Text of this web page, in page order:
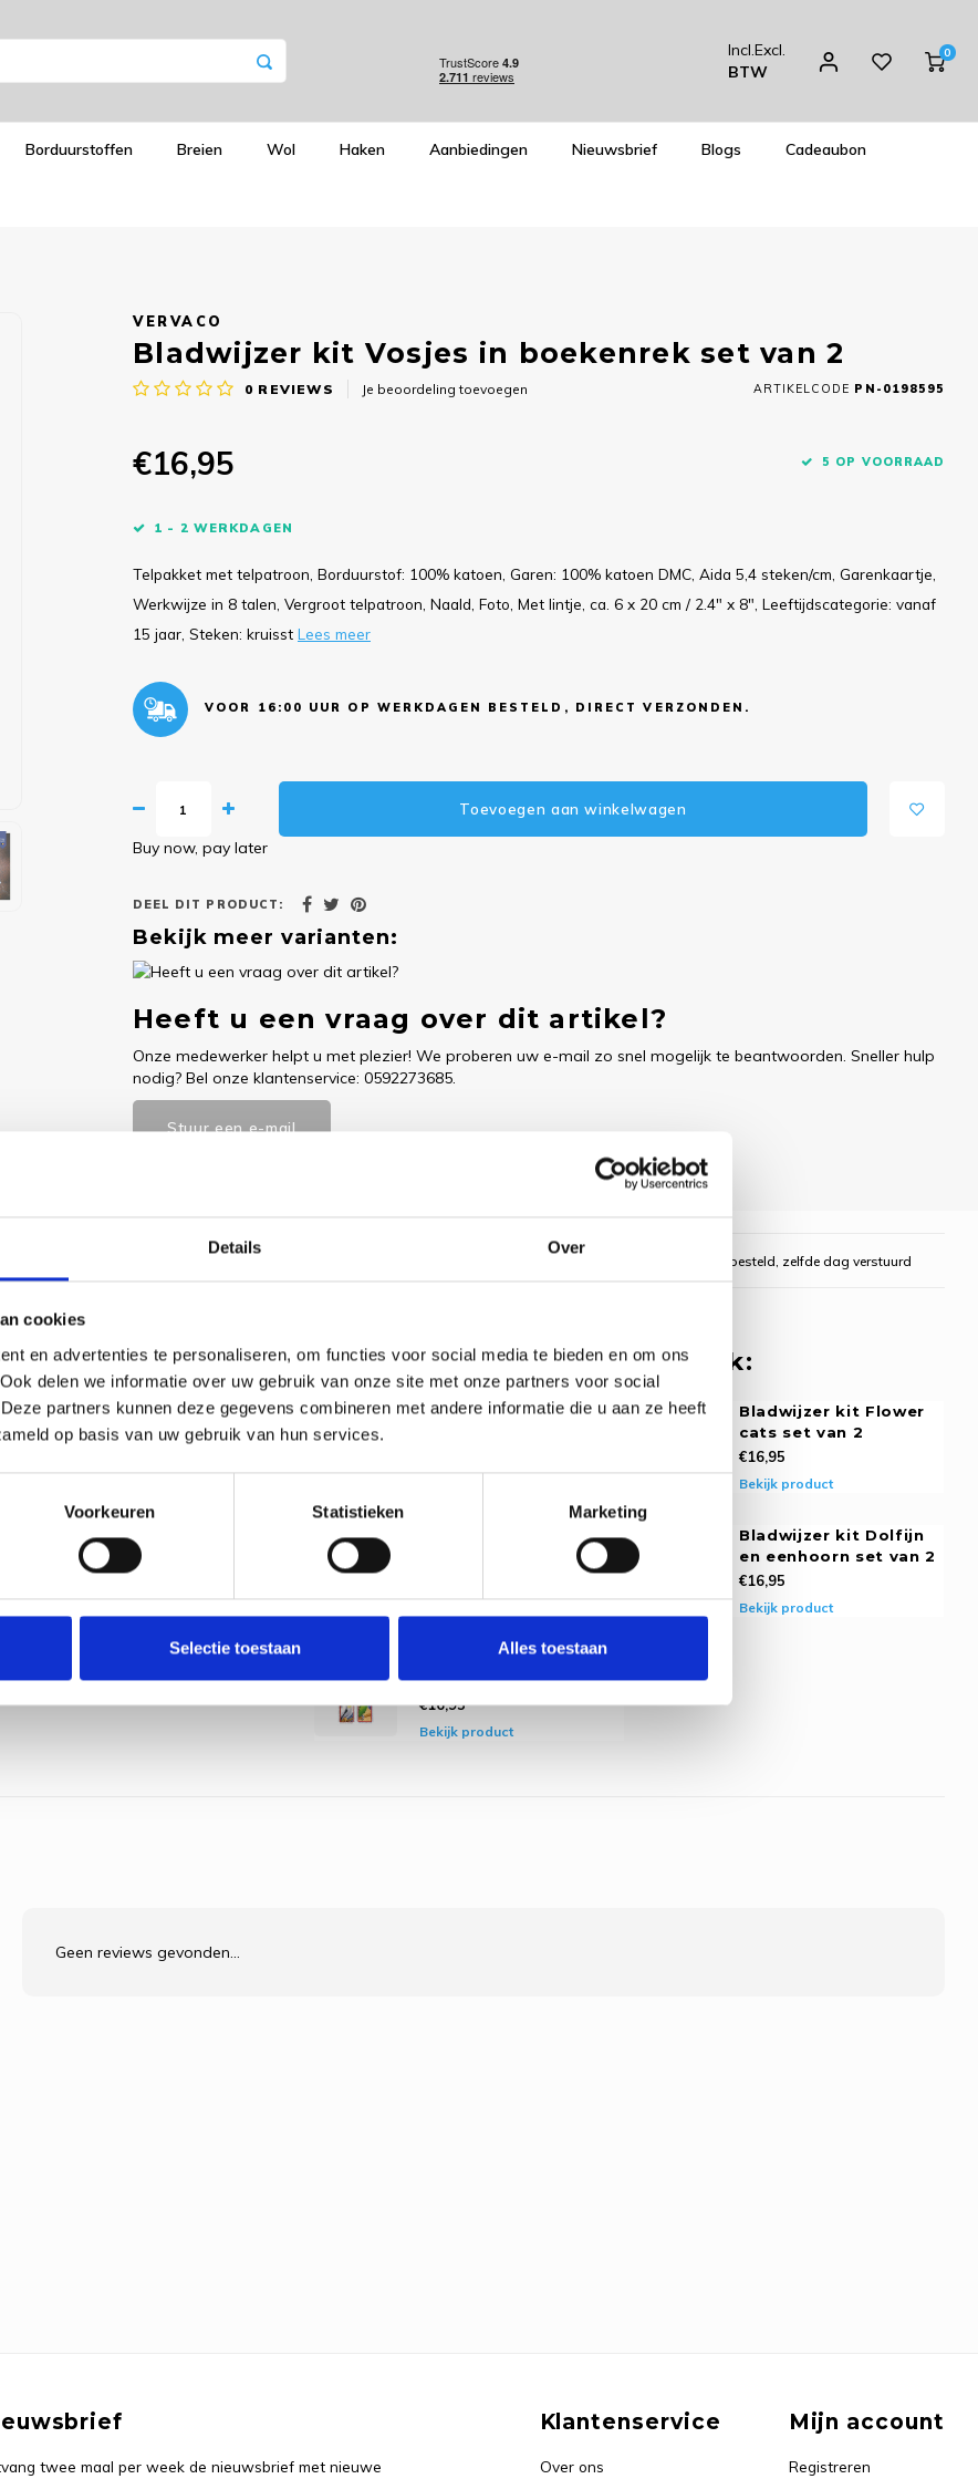
Details Over
cookies
en advertenties te personaliseren, om functies voor social media te bieden en om ons
delen we informatie over uw gebruik van onze site met onze partners voor social
partners kunnen deze gegevens combineren met andere informatie die u aan ze heeft
op basis van uw gebruik van hun services.
Voorkeuren Statistieken Marketing
Selectie toestaan Alles toestaan
Incl.Excl.
BTW
0
Borduurstoffen Breien Wol Haken Aanbiedingen Nieuwsbrief Blogs Cadeaubon
VERVACO
Bladwijzer kit Vosjes in boekenrek set van 2
0 REVIEWS Je beoordeling toevoegen ARTIKELCODE PN-0198595
€16,95 5 OP VOORRAAD
1 - 2 WERKDAGEN
Telpakket met telpatroon, Borduurstof: 100% katoen, Garen: 100% katoen DMC, Aida 5,4 steken/cm, Garenkaartje,
Werkwijze in 8 talen, Vergroot telpatroon, Naald, Foto, Met lintje, ca. 6 x 20 cm / 2.4" x 8", Leeftijdscategorie: vanaf
15 jaar, Steken: kruisst Lees meer
VOOR 16:00 UUR OP WERKDAGEN BESTELD, DIRECT VERZONDEN.
Toevoegen aan winkelwagen
Buy now, pay later
DEEL DIT PRODUCT:
Bekijk meer varianten:
Heeft u een vraag over dit artikel?
Onze medewerker helpt u met plezier! We proberen uw e-mail zo snel mogelijk te beantwoorden. Sneller hulp
nodig? Bel onze klantenservice: 0592273685.
Stuur een e-mail
Voor 16:00 uur besteld, zelfde dag verstuurd
DMC, Aida 5,4 steken/cm,
lintje, ca. 6 x 20 cm / 2.4" x 8",
Moeilijkheidsgraad: Gemakkelijk,
Dit vind je misschien ook leuk:
Bladwijzer kit
€16,95
Bladwijzer kit Flower
cats set van 2
€16,95
Bekijk product
Bladwijzer kit Wolf en
hert in de nacht set
€16,95
Bladwijzer kit Dolfijn
en eenhoorn set van 2
€16,95
Bekijk product
Bladwijzer kit
Parkieten set van 2
€16,95
Bekijk product
Geen reviews gevonden...
twee maal per week de nieuwsbrief met nieuwe
Klantenservice
Over ons
Mijn account
Registreren